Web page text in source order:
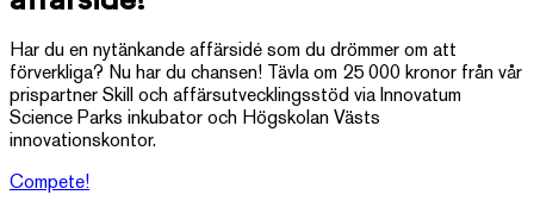
Har du en nytänkande affärsidé som du drömmer om att
förverkliga? Nu har du chansen! Tävla om 25 000 kronor från vår
prispartner Skill och affärsutvecklingsstöd via Innovatum
Science Parks inkubator och Högskolan Västs
innovationskontor.
Compete!